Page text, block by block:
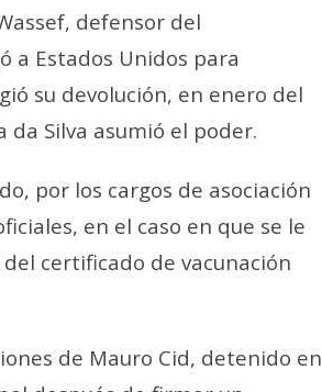
defensor del
a Estados Unidos para
su devolución, en enero del
da Silva asumió el poder.
por los cargos de asociación
en el caso en que se le
certificado de vacunación
de Mauro Cid, detenido en